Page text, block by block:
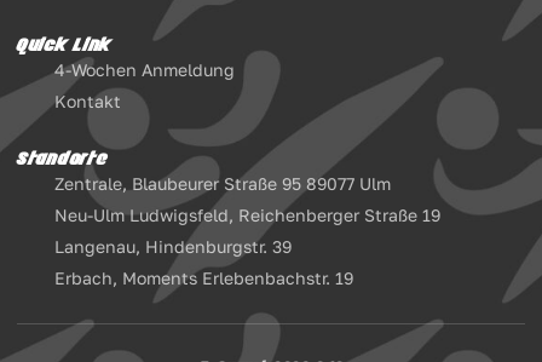
Quick Link
4-Wochen Anmeldung
Kontakt
Standorte
Zentrale, Blaubeurer Straße 95 89077 Ulm
Neu-Ulm Ludwigsfeld, Reichenberger Straße 19
Langenau, Hindenburgstr. 39
Erbach, Moments Erlebenbachstr. 19